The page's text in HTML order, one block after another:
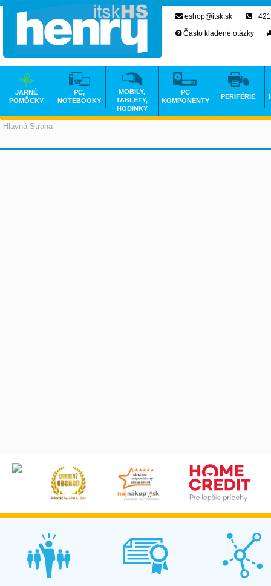
Hlavná Strana
eshop@itsk.sk
Často kladené otázky
JARNÉ
POMÔCKY
PC,
NOTEBOOKY
MOBILY,
TABLETY,
HODINKY
PC
KOMPONENTY
PERIFÉRIE